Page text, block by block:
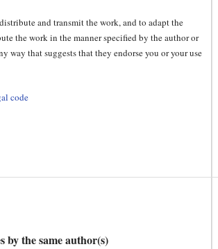
and transmit the work, and to adapt the
the work in the manner specified by the author or
way that suggests that they endorse you or your use
code
by the same author(s)